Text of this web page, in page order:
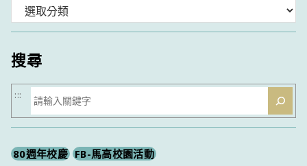
類
搜尋
搜
尋
:::
80週年校慶 FB-馬高校園活動